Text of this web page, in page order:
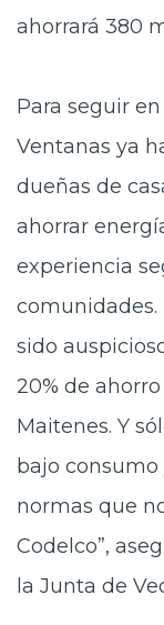
ahorrará 380
Para seguir
Ventanas ya
dueñas de
ahorrar
experiencia
comunidades.
sido
20% de
Maitenes. Y
bajo consumo
normas que
Codelco”,
la Junta de